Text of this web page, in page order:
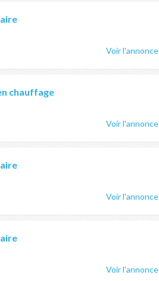
Voir l'annonce
chauffage
Voir l'annonce
Voir l'annonce
Voir l'annonce